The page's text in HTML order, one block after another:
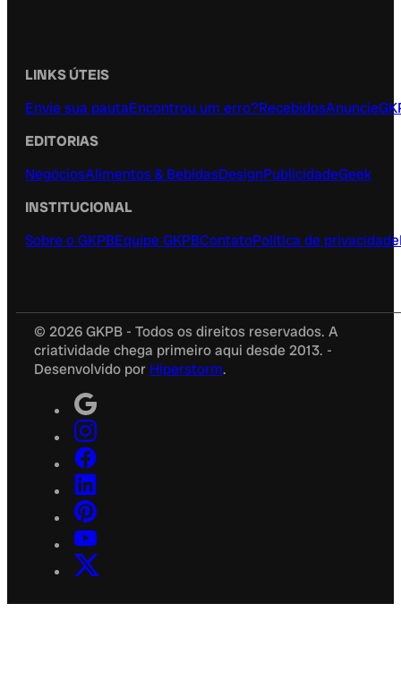
LINKS ÚTEIS
Envie sua pautaEncontrou um erro?RecebidosAnuncie
EDITORIAS
NegóciosAlimentos & BebidasDesignPublicidadeGeek
INSTITUCIONAL
Sobre o GKPBEquipe GKPBContatoPolítica de privacidade
© 2026 GKPB - Todos os direitos reservados. A
criatividade chega primeiro aqui desde 2013. -
Desenvolvido por Hiperstorm.